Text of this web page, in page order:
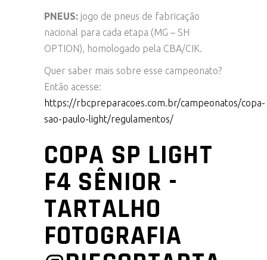
PNEUS: jogo de pneus de fabricação
nacional para cada etapa (MG – SH
OPTION), homologado pela CBA/CIK.
Quer saber mais sobre esse campeonato?
Então acesse:
https://rbcpreparacoes.com.br/campeonatos/copa-
sao-paulo-light/regulamentos/
COPA SP LIGHT
F4 SÊNIOR -
TARTALHO
FOTOGRAFIA